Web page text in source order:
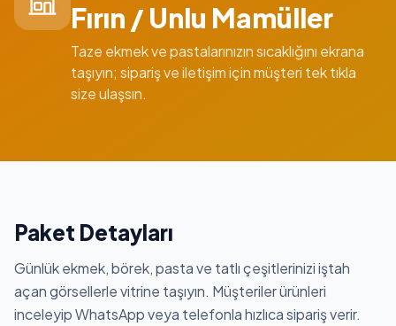
Fırın / Unlu Mamüller
Taze ekmek ve pastalarınızın sıcaklığını ekrana
taşıyın; sipariş ve iletişim için müşteri tek tıkla
size ulaşsın.
Paket Detayları
Günlük ekmek, börek, pasta ve tatlı çeşitlerinizi iştah
açan görsellerle vitrine taşıyın. Müşteriler ürünleri
inceleyip WhatsApp veya telefonla hızlıca sipariş verir.